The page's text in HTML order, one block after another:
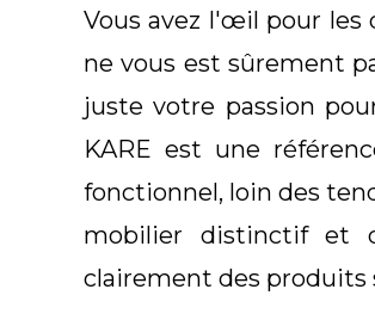
Vous avez l'œil pour les
ne vous est sûrement
juste votre passion
KARE est une
fonctionnel, loin des
mobilier distinctif et
clairement des produits